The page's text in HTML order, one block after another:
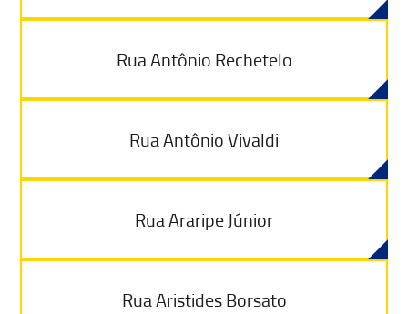
Rua Antônio Rechetelo
Rua Antônio Vivaldi
Rua Araripe Júnior
Rua Aristides Borsato